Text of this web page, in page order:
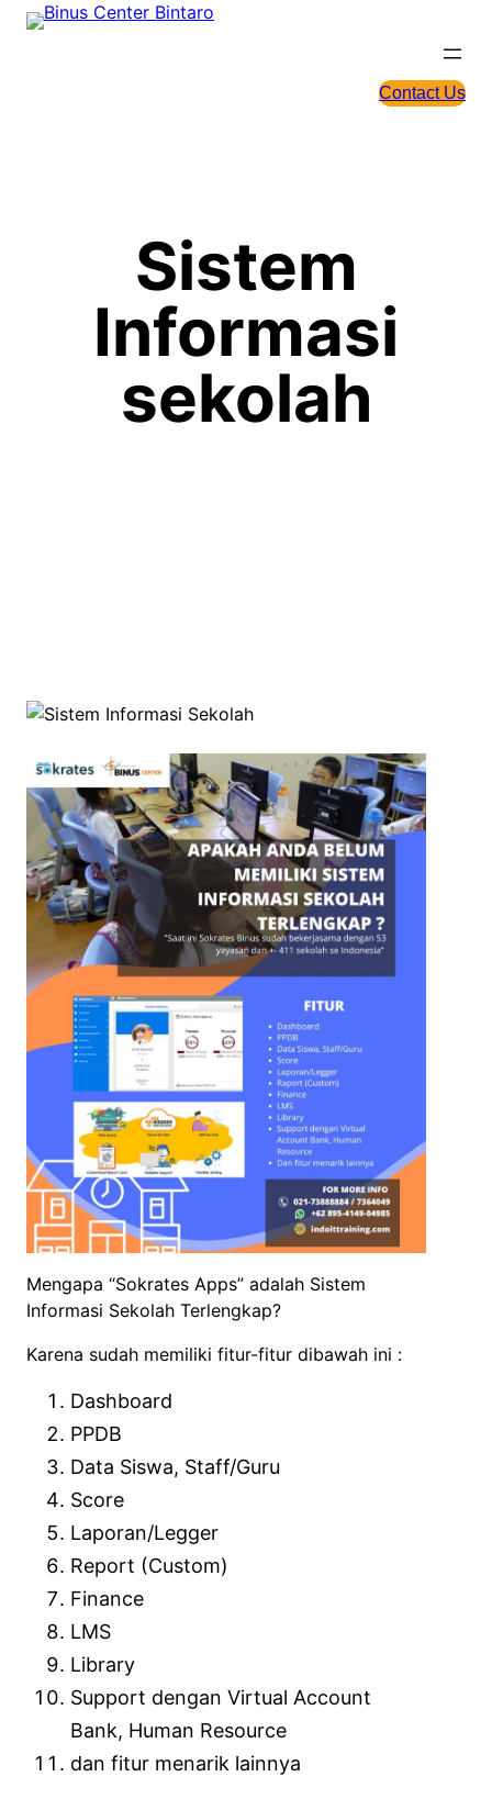
Skip
Contact Us
Sistem
Informasi
sekolah
Mengapa “Sokrates Apps” adalah Sistem
Informasi Sekolah Terlengkap?
Karena sudah memiliki fitur-fitur dibawah ini :
Dashboard
PPDB
Data Siswa, Staff/Guru
Score
Laporan/Legger
Report (Custom)
Finance
LMS
Library
Support dengan Virtual Account
Bank, Human Resource
dan fitur menarik lainnya